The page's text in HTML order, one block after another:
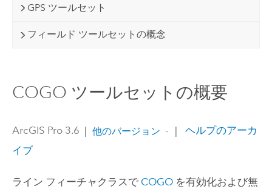
GPS ツールセット
フィールド ツールセットの概念
COGO ツールセットの概要
ArcGIS Pro 3.6 | 他のバージョン |
ヘルプのアーカ
イブ
ライン フィーチャクラスで COGOを有効化および無